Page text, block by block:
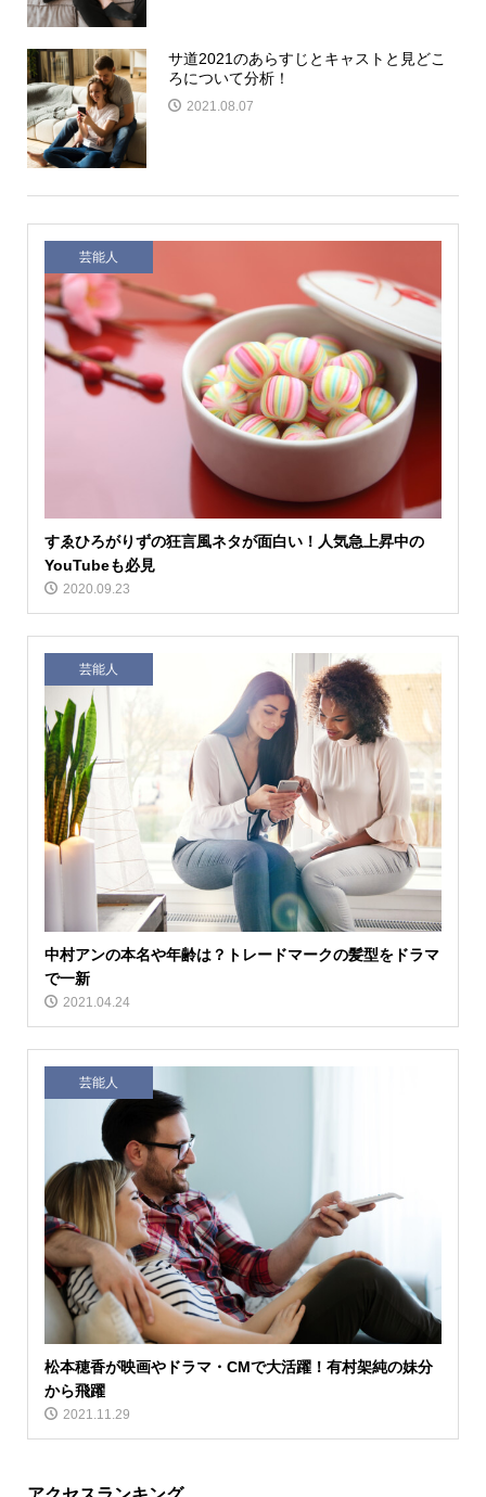
サ道2021のあらすじとキャストと見どこ
ろについて分析！
2021.08.07
芸能人
すゑひろがりずの狂言風ネタが面白い！人気急上昇中の
YouTubeも必見
2020.09.23
芸能人
中村アンの本名や年齢は？トレードマークの髪型をドラマ
で一新
2021.04.24
芸能人
松本穂香が映画やドラマ・CMで大活躍！有村架純の妹分
から飛躍
2021.11.29